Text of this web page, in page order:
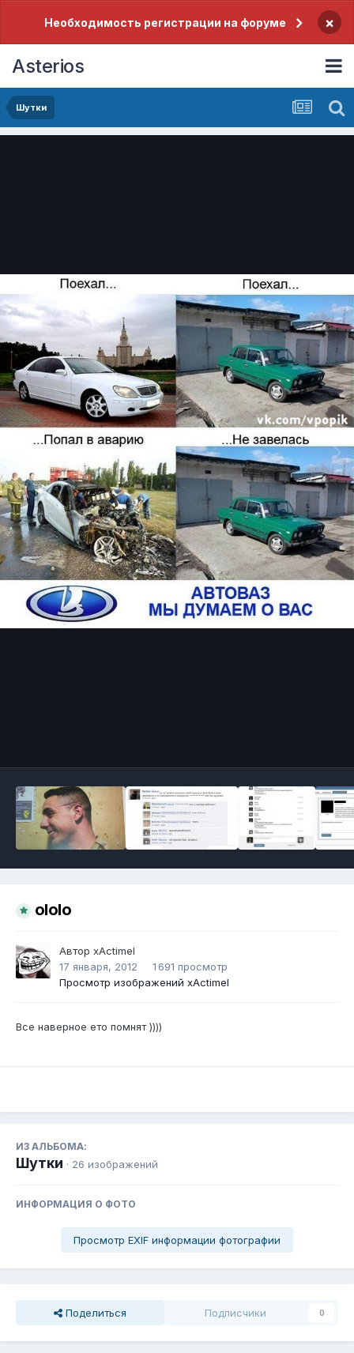
Необходимость регистрации на форуме ×
Asterios
Шутки
ololo
Автор xActimel
17 января, 2012
1 691 просмотр
Просмотр изображений xActimel
Все наверное ето помнят ))))
ИЗ АЛЬБОМА:
Шутки · 26 изображений
ИНФОРМАЦИЯ О ФОТО
Просмотр EXIF информации фотографии
Поделиться Подписчики 0